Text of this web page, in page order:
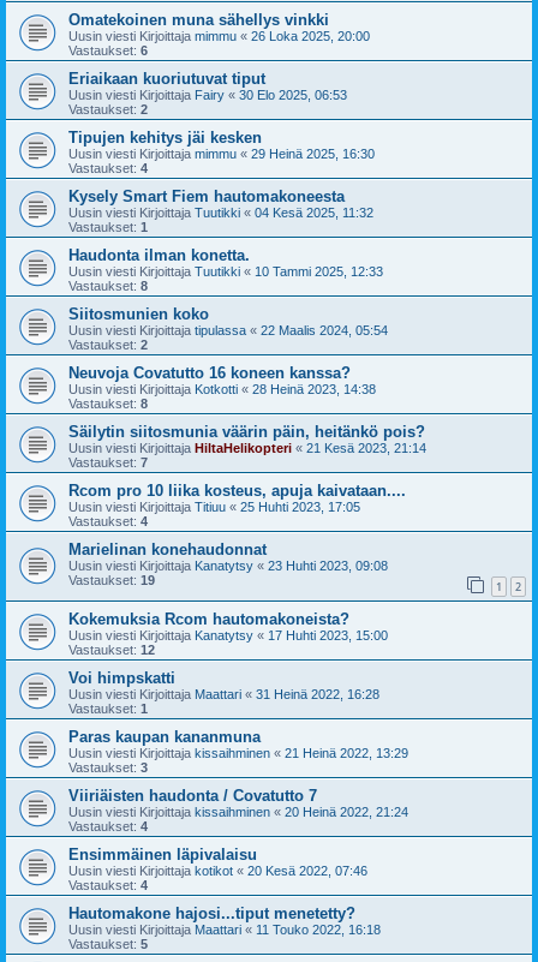
Omatekoinen muna sähellys vinkki
Uusin viesti Kirjoittaja mimmu « 26 Loka 2025, 20:00
Vastaukset: 6
Eriaikaan kuoriutuvat tiput
Uusin viesti Kirjoittaja Fairy « 30 Elo 2025, 06:53
Vastaukset: 2
Tipujen kehitys jäi kesken
Uusin viesti Kirjoittaja mimmu « 29 Heinä 2025, 16:30
Vastaukset: 4
Kysely Smart Fiem hautomakoneesta
Uusin viesti Kirjoittaja Tuutikki « 04 Kesä 2025, 11:32
Vastaukset: 1
Haudonta ilman konetta.
Uusin viesti Kirjoittaja Tuutikki « 10 Tammi 2025, 12:33
Vastaukset: 8
Siitosmunien koko
Uusin viesti Kirjoittaja tipulassa « 22 Maalis 2024, 05:54
Vastaukset: 2
Neuvoja Covatutto 16 koneen kanssa?
Uusin viesti Kirjoittaja Kotkotti « 28 Heinä 2023, 14:38
Vastaukset: 8
Säilytin siitosmunia väärin päin, heitänkö pois?
Uusin viesti Kirjoittaja HiltaHelikopteri « 21 Kesä 2023, 21:14
Vastaukset: 7
Rcom pro 10 liika kosteus, apuja kaivataan....
Uusin viesti Kirjoittaja Titiuu « 25 Huhti 2023, 17:05
Vastaukset: 4
Marielinan konehaudonnat
Uusin viesti Kirjoittaja Kanatytsy « 23 Huhti 2023, 09:08
Vastaukset: 19 1 2
Kokemuksia Rcom hautomakoneista?
Uusin viesti Kirjoittaja Kanatytsy « 17 Huhti 2023, 15:00
Vastaukset: 12
Voi himpskatti
Uusin viesti Kirjoittaja Maattari « 31 Heinä 2022, 16:28
Vastaukset: 1
Paras kaupan kananmuna
Uusin viesti Kirjoittaja kissaihminen « 21 Heinä 2022, 13:29
Vastaukset: 3
Viiriäisten haudonta / Covatutto 7
Uusin viesti Kirjoittaja kissaihminen « 20 Heinä 2022, 21:24
Vastaukset: 4
Ensimmäinen läpivalaisu
Uusin viesti Kirjoittaja kotikot « 20 Kesä 2022, 07:46
Vastaukset: 4
Hautomakone hajosi...tiput menetetty?
Uusin viesti Kirjoittaja Maattari « 11 Touko 2022, 16:18
Vastaukset: 5